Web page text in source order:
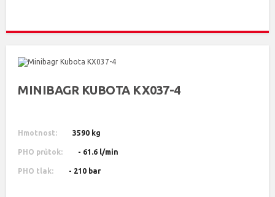
MINIBAGR KUBOTA KX037-4
Hmotnost: 3590 kg
PHO průtok: - 61.6 l/min
PHO tlak: - 210 bar